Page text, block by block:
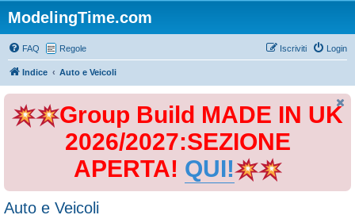
ModelingTime.com
FAQ Regole Login
Iscriviti
Indice Auto e Veicoli
Group Build MADE IN UK
2026/2027:SEZIONE
APERTA! QUI!
Auto e Veicoli